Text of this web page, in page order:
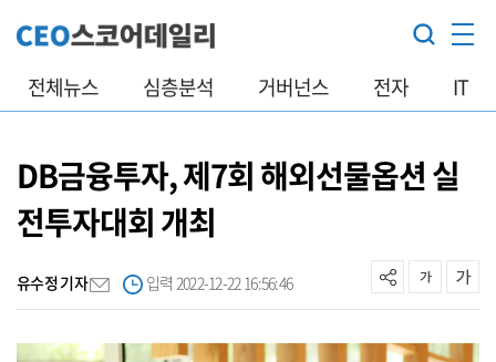
전체뉴스 심층분석 거버넌스 전자 IT
DB금융투자, 제7회 해외선물옵션 실
전투자대회 개최
유수정 기자 입력 2022-12-22 16:56:46